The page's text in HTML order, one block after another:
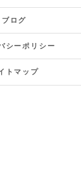
ブログ
シーポリシー
トマップ